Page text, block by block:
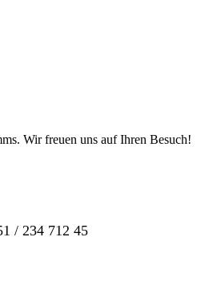
Wir freuen uns auf Ihren Besuch!
/ 234 712 45